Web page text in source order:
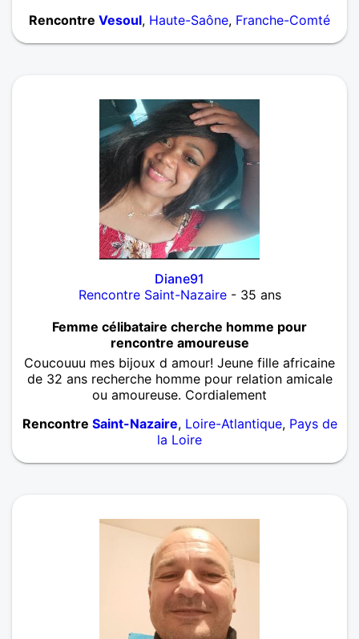
Rencontre Vesoul, Haute-Saône, Franche-Comté
Diane91
Rencontre Saint-Nazaire- 35 ans
Femme célibataire cherche homme pour
rencontre amoureuse
Coucouuu mes bijoux d amour! Jeune fille africaine
de 32 ans recherche homme pour relation amicale
ou amoureuse. Cordialement
Rencontre Saint-Nazaire, Loire-Atlantique, Pays de
la Loire